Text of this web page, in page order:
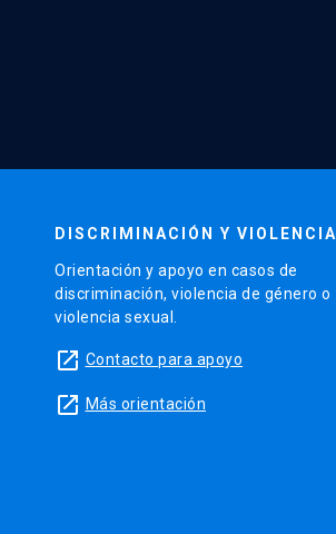
DISCRIMINACIÓN Y VIOLENCIA
Orientación y apoyo en casos de
discriminación, violencia de género o
violencia sexual.
launch Contacto para apoyo
launch Más orientación